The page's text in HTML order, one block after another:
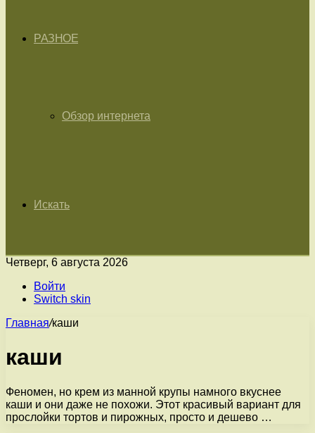
РАЗНОЕ
Обзор интернета
Искать
Четверг, 6 августа 2026
Войти
Switch skin
Главная/каши
каши
Феномен, но крем из манной крупы намного вкуснее
каши и они даже не похожи. Этот красивый вариант для
прослойки тортов и пирожных, просто и дешево …